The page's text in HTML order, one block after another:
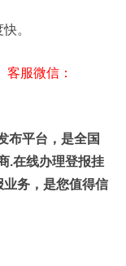
。
服微信：
布平台，是全国
.在线办理登报挂
务，是您值得信